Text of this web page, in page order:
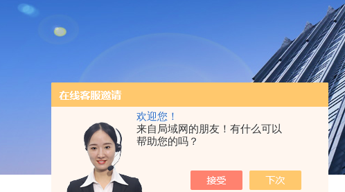
欢迎您！
来自局域网的朋友！有什么可以
帮助您的吗？